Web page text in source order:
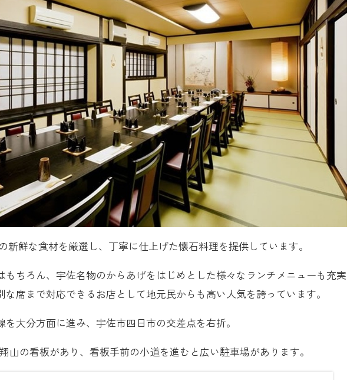
新鮮な食材を厳選し、丁寧に仕上げた懐石料理を提供しています。
もちろん、宇佐名物のからあげをはじめとした様々なランチメニューも充実
な席まで対応できるお店として地元民からも高い人気を誇っています。
を大分方面に進み、宇佐市四日市の交差点を右折。
の看板があり、看板手前の小道を進むと広い駐車場があります。